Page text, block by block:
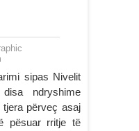
sipas Nivelit
ndryshime
përveç asaj
pësuar rritje të